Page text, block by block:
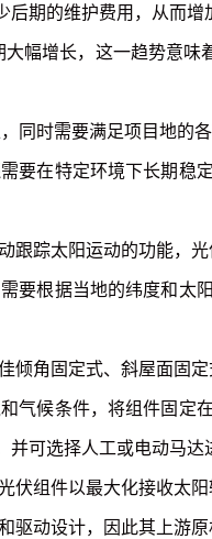
期的维护费用，从而增
幅增长，这一趋势意
同时需要满足项目地的各
要在特定环境下长期
跟踪太阳运动的功能，
要根据当地的纬度和太
倾角固定式、斜屋面固定
气候条件，将组件固定
可选择人工或电动马达
伏组件以最大化接收太阳
动设计，因此其上游